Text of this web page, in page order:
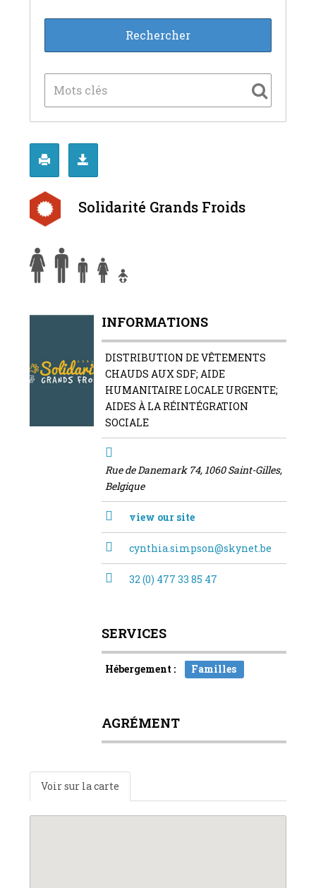
Solidarité Grands Froids
INFORMATIONS
DISTRIBUTION DE VÊTEMENTS
CHAUDS AUX SDF; AIDE
HUMANITAIRE LOCALE URGENTE;
AIDES À LA RÉINTÉGRATION
SOCIALE
Rue de Danemark 74, 1060 Saint-Gilles,
Belgique
view our site
cynthia.simpson@skynet.be
32 (0) 477 33 85 47
SERVICES
Hébergement : Familles
AGRÉMENT
Voir sur la carte